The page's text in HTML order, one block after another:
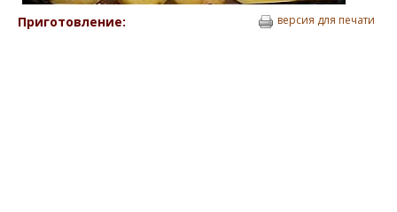
Приготовление: версия для печати